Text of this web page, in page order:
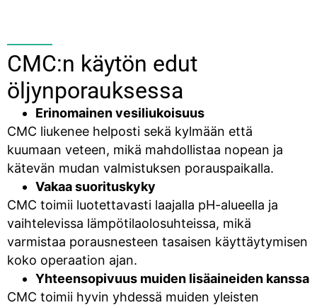
CMC:n käytön edut
öljynporauksessa
Erinomainen vesiliukoisuus
CMC liukenee helposti sekä kylmään että
kuumaan veteen, mikä mahdollistaa nopean ja
kätevän mudan valmistuksen porauspaikalla.
Vakaa suorituskyky
CMC toimii luotettavasti laajalla pH-alueella ja
vaihtelevissa lämpötilaolosuhteissa, mikä
varmistaa porausnesteen tasaisen käyttäytymisen
koko operaation ajan.
Yhteensopivuus muiden lisäaineiden kanssa
CMC toimii hyvin yhdessä muiden yleisten